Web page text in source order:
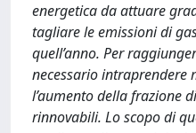
energetica da attuare
tagliare le emissioni di
quell’anno. Per
necessario intraprendere
l’aumento della frazione
rinnovabili. Lo scopo di